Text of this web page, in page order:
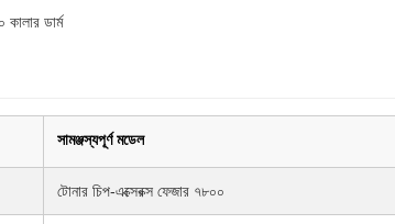
ডার্ম
সামঞ্জস্যপূর্ণ মডেল
টোনার চিপ-এক্সেরক্স ফেজার ৭৮০০